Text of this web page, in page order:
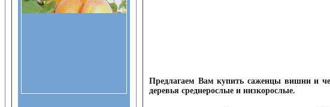
Предлагаем Вам купить саженцы вишни и
деревья среднерослые и низкорослые.